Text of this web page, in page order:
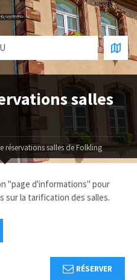
salles
réservations salles de Folkling
"page d'informations" pour
sur la tarification des salles.
RÉSERVER